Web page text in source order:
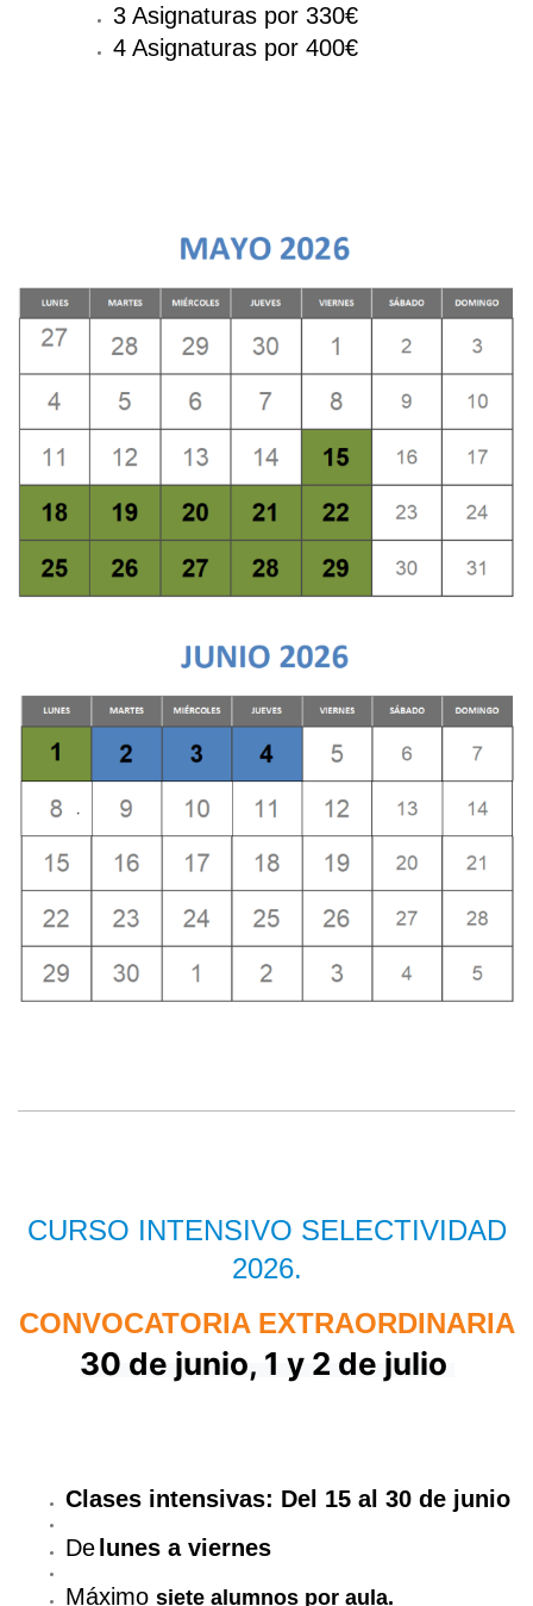
3 Asignaturas por 330€
4 Asignaturas por 400€
CURSO INTENSIVO SELECTIVIDAD
2026.
CONVOCATORIA EXTRAORDINARIA
30 de junio, 1 y 2 de julio
Clases intensivas: Del 15 al 30 de junio
De lunes a viernes
Máximo siete alumnos por aula.